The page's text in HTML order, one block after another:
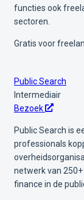
functies ook
sectoren.
Gratis voor
Public Search
Intermediair
Bezoek
Public Search is
professionals
netwerk van
finance in de